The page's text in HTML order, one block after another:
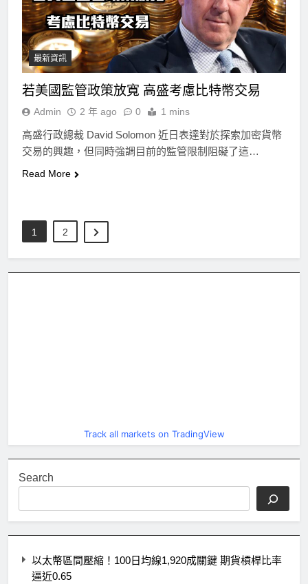
Track all markets on TradingView
Search
以太幣區間壓縮！100日均線1,920成關鍵 期貨槓桿比率
逼近0.65
最新資訊
若美國監管政策放寬 高盛考慮比特幣交易
Admin 2 年 ago 0 1 mins
高盛行政總裁 David Solomon 近日表達對於探索加密貨幣
交易的興趣，但同時強調目前的監管限制阻礙了這…
Read More
1 2